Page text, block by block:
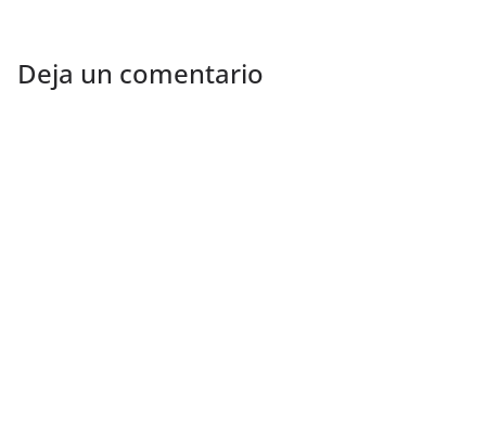
Deja un comentario